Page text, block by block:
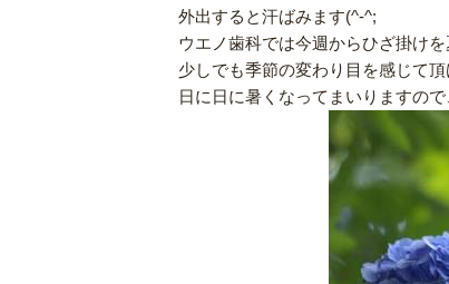
外出すると汗ばみます(^-^;
ウエノ歯科では今週からひざ掛け
少しでも季節の変わり目を感じて頂
日に日に暑くなってまいりますの